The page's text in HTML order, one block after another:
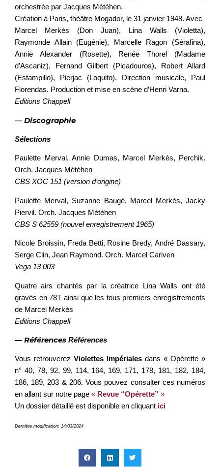
orchestrée par Jacques Météhen.
Création à Paris, théâtre Mogador, le 31 janvier 1948. Avec
Marcel Merkès (Don Juan), Lina Walls (Violetta),
Raymonde Allain (Eugénie), Marcelle Ragon (Sérafina),
Annie Alexander (Rosette), Renée Thorel (Madame
d’Ascaniz), Fernand Gilbert (Picadouros), Robert Allard
(Estampillo), Pierjac (Loquito). Direction musicale, Paul
Florendas. Production et mise en scène d’Henri Varna.
Editions Chappell
— Discographie
Sélections
Paulette Merval, Annie Dumas, Marcel Merkès, Perchik.
Orch. Jacques Météhen
CBS XOC 151 (version d’origine)
Paulette Merval, Suzanne Baugé, Marcel Merkès, Jacky
Piervil. Orch. Jacques Météhen
CBS S 62559 (nouvel enregistrement 1965)
Nicole Broissin, Freda Betti, Rosine Bredy, André Dassary,
Serge Clin, Jean Raymond. Orch. Marcel Cariven
Vega 13 003
Quatre airs chantés par la créatrice Lina Walls ont été
gravés en 78T ainsi que les tous premiers enregistrements
de Marcel Merkès
Editions Chappell
— Références Références
Vous retrouverez Violettes Impériales dans « Opérette »
n° 40, 78, 92, 99, 114, 164, 169, 171, 178, 181, 182, 184,
186, 189, 203 & 206. Vous pouvez consulter ces numéros
en allant sur notre page « Revue “Opérette” »
Un dossier détaillé est disponible en cliquant ici
Dernière modification: 14/03/2024